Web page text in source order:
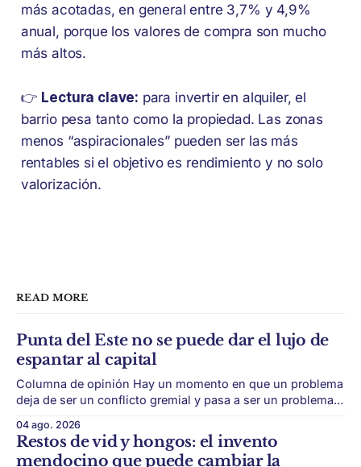
más acotadas, en general entre 3,7% y 4,9%
anual, porque los valores de compra son mucho
más altos.
👉 Lectura clave: para invertir en alquiler, el
barrio pesa tanto como la propiedad. Las zonas
menos “aspiracionales” pueden ser las más
rentables si el objetivo es rendimiento y no solo
valorización.
READ MORE
Punta del Este no se puede dar el lujo de
espantar al capital
Columna de opinión Hay un momento en que un problema
deja de ser un conflicto gremial y pasa a ser un problema
sin rodeos: lo que está en juego en Punta del Este no es
una obra, ni una temporada,
04 ago. 2026
Restos de vid y hongos: el invento
mendocino que puede cambiar la